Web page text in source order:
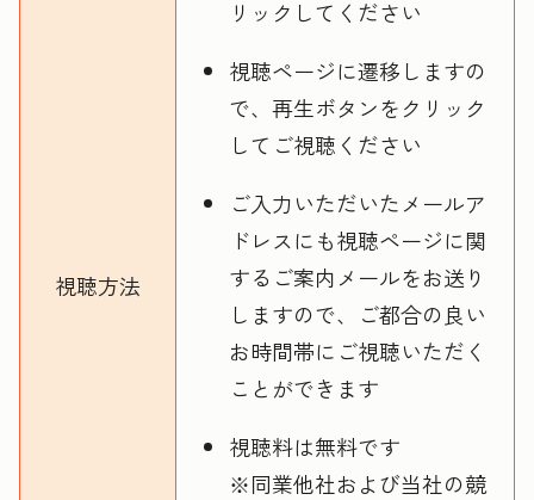
視聴方法
リックしてください
視聴ページに遷移しますの
で、再生ボタンをクリック
してご視聴ください
ご入力いただいたメールア
ドレスにも視聴ページに関
するご案内メールをお送り
しますので、ご都合の良い
お時間帯にご視聴いただく
ことができます
視聴料は無料です
※同業他社および当社の競